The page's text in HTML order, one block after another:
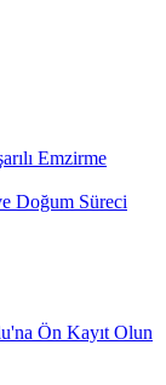
Emzirme
Doğum Süreci
Ön Kayıt Olun